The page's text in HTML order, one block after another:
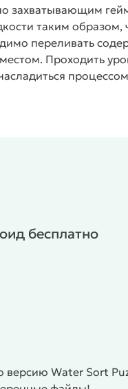
захватывающим
таким
переливать
Проходить
бесплатно
Water Sort